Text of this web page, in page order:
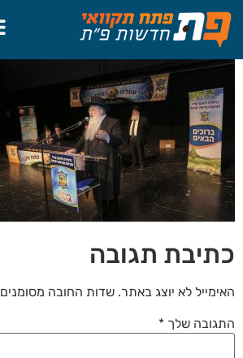
לתוכן
כתיבת תגובה
האימייל לא יוצג באתר. שדות החובה מסומנים
התגובה שלך *